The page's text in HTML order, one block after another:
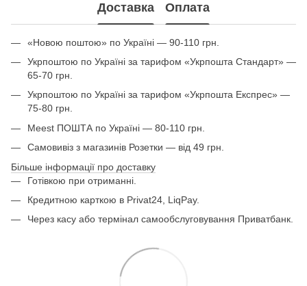
Доставка Оплата
«Новою поштою» по Україні — 90-110 грн.
Укрпоштою по Україні за тарифом «Укрпошта Стандарт» —
65-70 грн.
Укрпоштою по Україні за тарифом «Укрпошта Експрес» —
75-80 грн.
Meest ПОШТА по Україні — 80-110 грн.
Самовивіз з магазинів Розетки — від 49 грн.
Більше інформації про доставку
Готівкою при отриманні.
Кредитною карткою в Privat24, LiqPay.
Через касу або термінал самообслуговування Приватбанк.